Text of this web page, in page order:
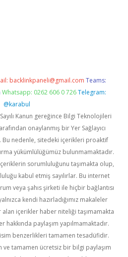
backlinkpaneli@gmail.com Teams:
Whatsapp: 0262 606 0 726 Telegram:
@karabul
Kanun gereğince Bilgi Teknolojileri
onaylanmış bir Yer Sağlayıcı
nedenle, sitedeki içerikleri proaktif
yükümlülüğümüz bulunmamaktadır.
sorumluluğunu taşımakta olup,
kabul etmiş sayılırlar. Bu internet
veya şahıs şirketi ile hiçbir bağlantısı
kendi hazırladığımız makaleler
alan içerikler haber niteliği taşımamakta
hakkında paylaşım yapılmamaktadır.
benzerlikleri tamamen tesadüfidir.
ve tamamen ücretsiz bir bilgi paylaşım